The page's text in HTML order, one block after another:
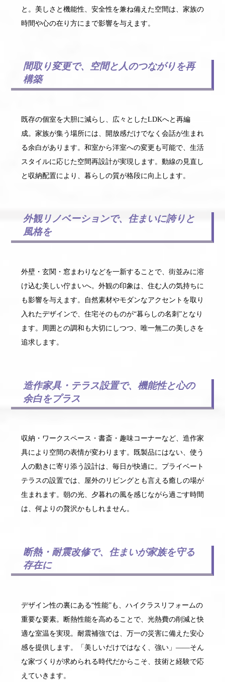
と。美しさと機能性、安全性を兼ね備えた空間は、家族の
時間や心の在り方にまで影響を与えます。
間取り変更で、空間と人のつながりを再
構築
既存の個室を大胆に減らし、広々としたLDKへと再編
成。家族が集う場所には、開放感だけでなく会話が生まれ
る余白があります。和室から洋室への変更も可能で、生活
スタイルに応じた空間再設計が実現します。動線の見直し
と収納配置により、暮らしの質が格段に向上します。
外観リノベーションで、住まいに誇りと
風格を
外壁・玄関・窓まわりなどを一新することで、街並みに溶
け込む美しい佇まいへ。外観の印象は、住む人の気持ちに
も影響を与えます。自然素材やモダンなアクセントを取り
入れたデザインで、住宅そのものが“暮らしの名刺”となり
ます。周囲との調和も大切にしつつ、唯一無二の美しさを
追求します。
造作家具・テラス設置で、機能性と心の
余白をプラス
収納・ワークスペース・書斎・趣味コーナーなど、造作家
具により空間の表情が変わります。既製品にはない、使う
人の動きに寄り添う設計は、毎日が快適に。プライベート
テラスの設置では、屋外のリビングとも言える癒しの場が
生まれます。朝の光、夕暮れの風を感じながら過ごす時間
は、何よりの贅沢かもしれません。
断熱・耐震改修で、住まいが家族を守る
存在に
デザイン性の裏にある“性能”も、ハイクラスリフォームの
重要な要素。断熱性能を高めることで、光熱費の削減と快
適な室温を実現。耐震補強では、万一の災害に備えた安心
感を提供します。「美しいだけではなく、強い」――そん
な家づくりが求められる時代だからこそ、技術と経験で応
えていきます。